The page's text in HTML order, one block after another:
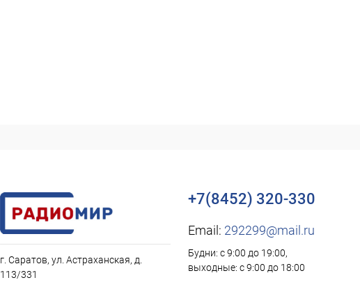
г. Саратов, ул. Астраханская, д.
113/331
+7(8452) 320-330
Email: 292299@mail.ru
Будни: с 9:00 до 19:00,
выходные: с 9:00 до 18:00